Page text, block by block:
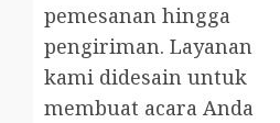
pemesanan hingga
pengiriman. Layanan
kami didesain untuk
membuat acara Anda